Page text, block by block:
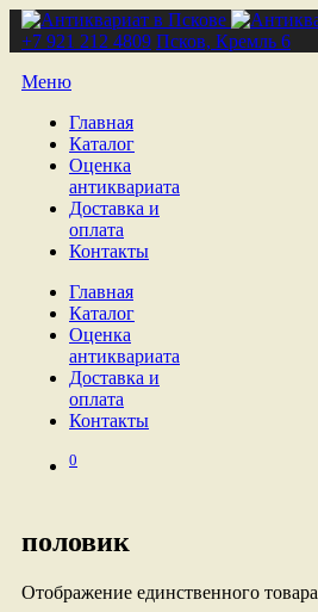
+7 921 212 4809 Псков, Кремль 6
Меню
Главная
Каталог
Оценка
антиквариата
Доставка и
оплата
Контакты
Главная
Каталог
Оценка
антиквариата
Доставка и
оплата
Контакты
0
половик
Отображение единственного товара